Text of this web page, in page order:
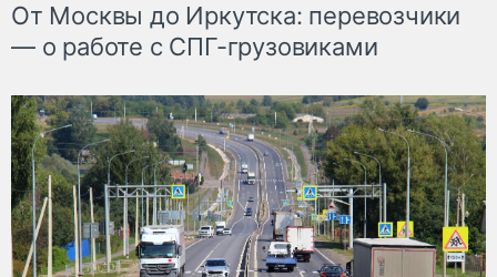
От Москвы до Иркутска: перевозчики
— о работе с СПГ-грузовиками